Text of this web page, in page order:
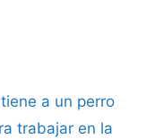
a un perro
trabajar en la